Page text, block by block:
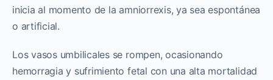
inicia al momento de la amniorrexis, ya sea espontánea
o artificial.
Los vasos umbilicales se rompen, ocasionando
hemorragia y sufrimiento fetal con una alta mortalidad